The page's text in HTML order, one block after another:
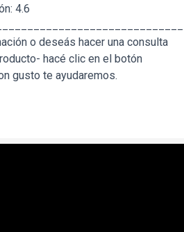
4.6
o deseás hacer una consulta
hacé clic en el botón
gusto te ayudaremos.